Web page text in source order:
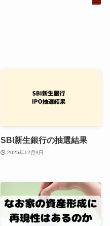
SBI新生銀行の抽選結果
2025年12月9日